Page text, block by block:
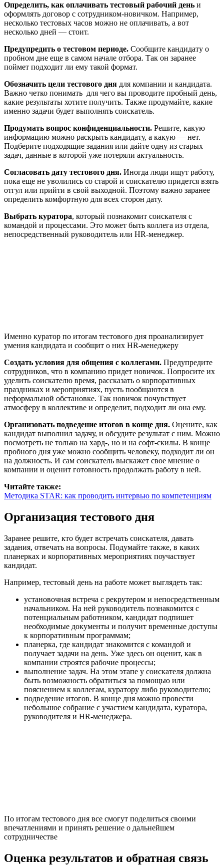
Определить, как оплачивать тестовый рабочий день и
оформлять договор с сотрудником-новичком. Например,
несколько тестовых часов можно не оплачивать, а вот
несколько дней — стоит.
Предупредить о тестовом периоде. Сообщите кандидату о
пробном дне еще в самом начале отбора. Так он заранее
поймет подходит ли ему такой формат.
Обозначить цели тестового дня для компании и кандидата.
Важно четко понимать для чего вы проводите пробный день,
какие результаты хотите получить. Также продумайте, какие
именно задачи будет выполнять соискатель.
Продумать вопрос конфиденциальности. Решите, какую
информацию можно раскрыть кандидату, а какую — нет.
Подберите подходящие задания или дайте одну из старых
задач, данные в которой уже потеряли актуальность.
Согласовать дату тестового дня. Иногда люди ищут работу,
пока еще не уволились со старой и соискателю придется взять
отгул или прийти в свой выходной. Поэтому важно заранее
определить комфортную для всех сторон дату.
Выбрать куратора, который познакомит соискателя с
командой и процессами. Это может быть коллега из отдела,
непосредственный руководитель или HR-менеджер.
Именно куратор по итогам тестового дня проанализирует
умения кандидата и сообщит о них HR-менеджеру
Создать условия для общения с коллегами. Предупредите
сотрудников, что в компанию придет новичок. Попросите их
уделить соискателю время, рассказать о корпоративных
праздниках и мероприятиях, пусть пообщаются в
неформальной обстановке. Так новичок почувствует
атмосферу в коллективе и определит, подходит ли она ему.
Организовать подведение итогов в конце дня. Оцените, как
кандидат выполнил задачу, и обсудите результат с ним. Можно
посмотреть не только на хард-, но и на софт-скилы. В конце
пробного дня уже можно сообщить человеку, подходит ли он
на должность. И сам соискатель выскажет свое мнение о
компании и оценит готовность продолжать работу в ней.
Читайте также:
Методика STAR: как проводить интервью по компетенциям
Организация тестового дня
Заранее решите, кто будет встречать соискателя, давать
задания, отвечать на вопросы. Подумайте также, в каких
планерках и корпоративных мероприятиях поучаствует
кандидат.
Например, тестовый день на работе может выглядеть так:
установочная встреча с рекрутером и непосредственным
начальником. На ней руководитель познакомится с
потенциальным работником, кандидат подпишет
необходимые документы и получит временные доступы
к корпоративным программам;
планерка, где кандидат знакомится с командой и
получает задачи на день. Уже здесь он оценит, как в
компании строятся рабочие процессы;
выполнение задач. На этом этапе у соискателя должна
быть возможность обратиться за помощью или
пояснением к коллегам, куратору либо руководителю;
подведение итогов. В конце дня можно провести
небольшое собрание с участием кандидата, куратора,
руководителя и HR-менеджера.
По итогам тестового дня все смогут поделиться своими
впечатлениями и принять решение о дальнейшем
сотрудничестве
Оценка результатов и обратная связь